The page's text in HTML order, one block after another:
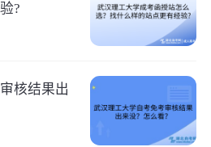
?
核结果出